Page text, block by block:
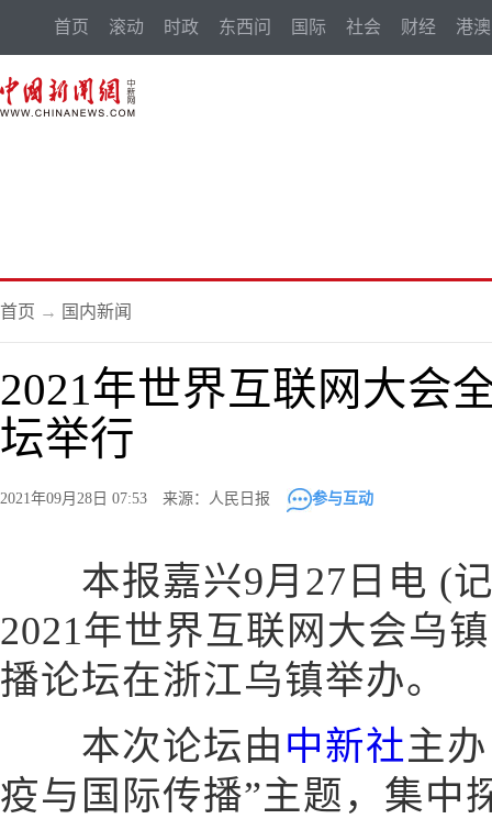
首页 滚动 时政 东西问 国际 社会 财经 港澳
首页 → 国内新闻
2021年世界互联网大会
坛举行
2021年09月28日 07:53 来源：人民日报 参与互动
本报嘉兴9月27日电 (记
2021年世界互联网大会乌
播论坛在浙江乌镇举办。
本次论坛由 中新社主
疫与国际传播”主题，集中